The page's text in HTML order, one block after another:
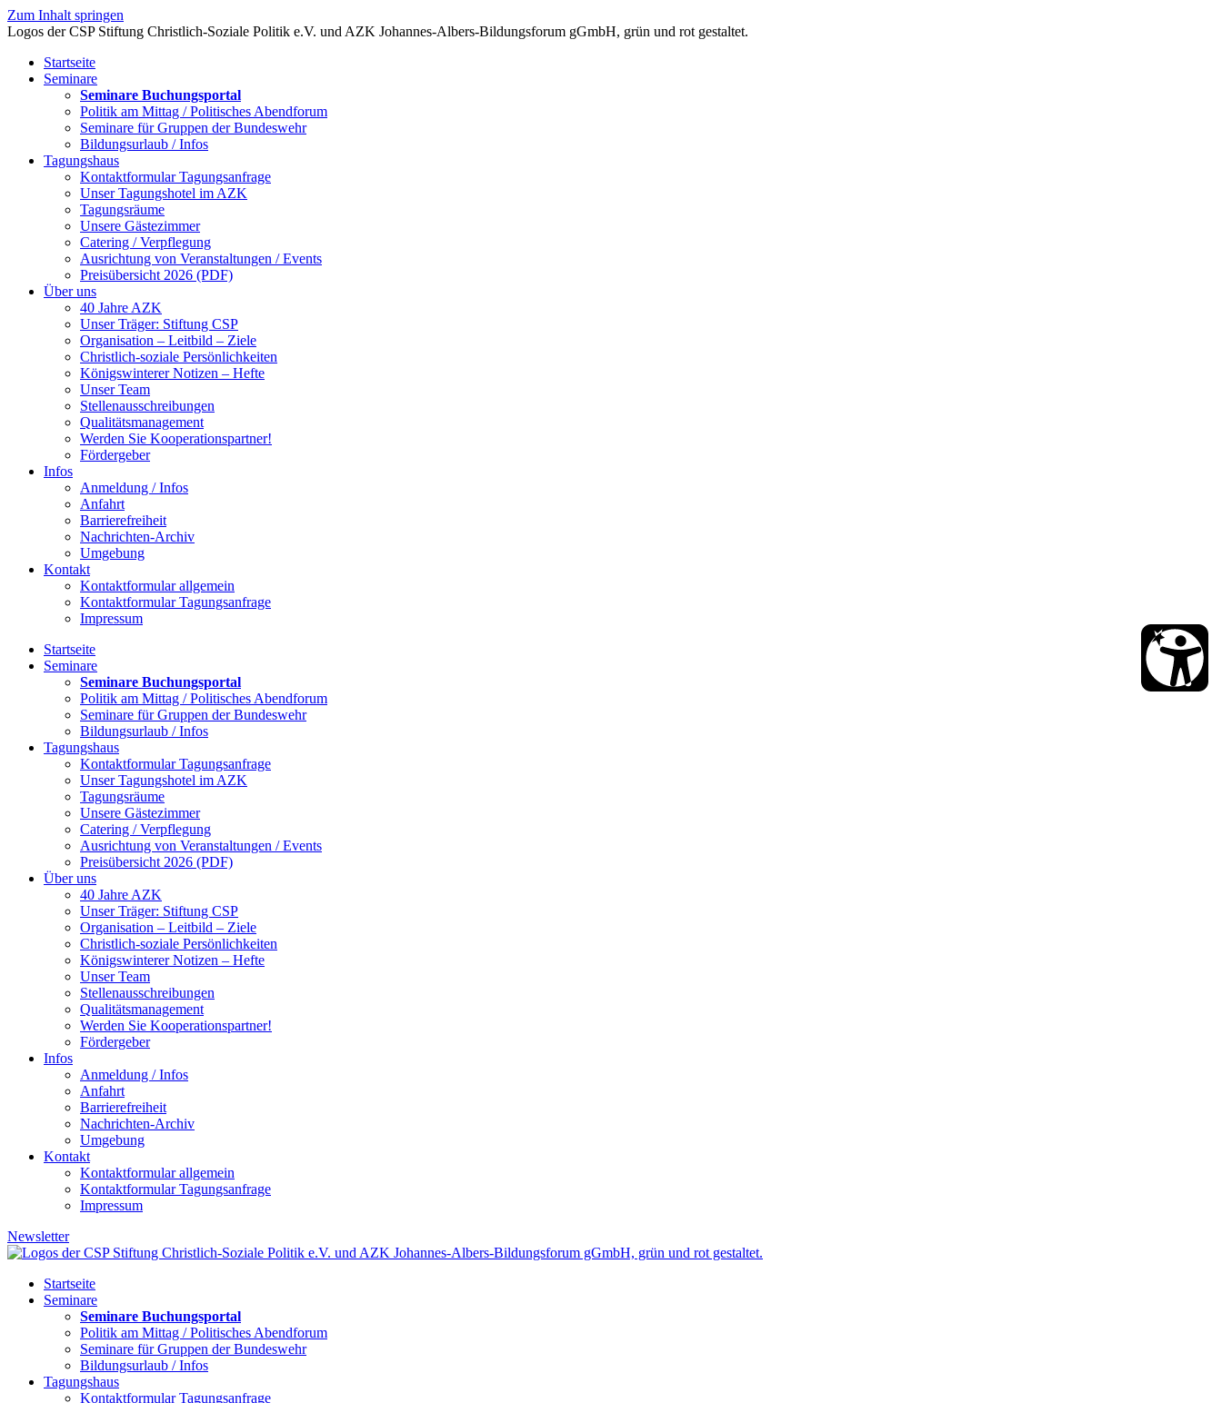
Zum Inhalt springen
Startseite
Seminare
Seminare Buchungsportal
Politik am Mittag / Politisches Abendforum
Seminare für Gruppen der Bundeswehr
Bildungsurlaub / Infos
Tagungshaus
Kontaktformular Tagungsanfrage
Unser Tagungshotel im AZK
Tagungsräume
Unsere Gästezimmer
Catering / Verpflegung
Ausrichtung von Veranstaltungen / Events
Preisübersicht 2026 (PDF)
Über uns
40 Jahre AZK
Unser Träger: Stiftung CSP
Organisation – Leitbild – Ziele
Christlich-soziale Persönlichkeiten
Königswinterer Notizen – Hefte
Unser Team
Stellenausschreibungen
Qualitätsmanagement
Werden Sie Kooperationspartner!
Fördergeber
Infos
Anmeldung / Infos
Anfahrt
Barrierefreiheit
Nachrichten-Archiv
Umgebung
Kontakt
Kontaktformular allgemein
Kontaktformular Tagungsanfrage
Impressum
Startseite
Seminare
Seminare Buchungsportal
Politik am Mittag / Politisches Abendforum
Seminare für Gruppen der Bundeswehr
Bildungsurlaub / Infos
Tagungshaus
Kontaktformular Tagungsanfrage
Unser Tagungshotel im AZK
Tagungsräume
Unsere Gästezimmer
Catering / Verpflegung
Ausrichtung von Veranstaltungen / Events
Preisübersicht 2026 (PDF)
Über uns
40 Jahre AZK
Unser Träger: Stiftung CSP
Organisation – Leitbild – Ziele
Christlich-soziale Persönlichkeiten
Königswinterer Notizen – Hefte
Unser Team
Stellenausschreibungen
Qualitätsmanagement
Werden Sie Kooperationspartner!
Fördergeber
Infos
Anmeldung / Infos
Anfahrt
Barrierefreiheit
Nachrichten-Archiv
Umgebung
Kontakt
Kontaktformular allgemein
Kontaktformular Tagungsanfrage
Impressum
Newsletter
Startseite
Seminare
Seminare Buchungsportal
Politik am Mittag / Politisches Abendforum
Seminare für Gruppen der Bundeswehr
Bildungsurlaub / Infos
Tagungshaus
Kontaktformular Tagungsanfrage